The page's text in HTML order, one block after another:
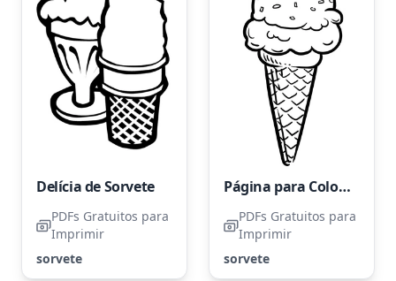
Delícia de Sorvete
PDFs Gratuitos para
Imprimir
sorvete
Página para Colorir de Sorvete
PDFs Gratuitos para
Imprimir
sorvete